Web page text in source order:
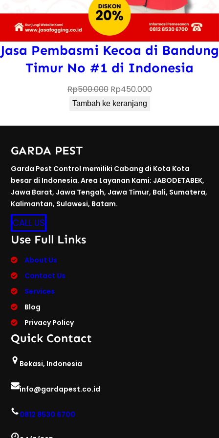
Jasa Pembasmi Kecoa di Bandung
Timur No #1 di Indonesia
Rp500.000 Harga
aslinya
Rp450.000Harga
Tambah ke keranjang
GARDA PEST
Garda Pest Control memiliki Cabang di Kota Kota
besar di Indonesia. Area Layanan Kami: JABODETABEK,
Jawa Barat, Jawa Tengah, Jawa Timur, Bali, Sumatera,
Kalimantan, Sulawesi, Batam.
CALL US
Use Full Links
About Us
Contact Us
Services
Blog
Privacy Policy
Quick Contact
Bekasi, Indonesia
info@gardapest.co.id
0812 8530 6700